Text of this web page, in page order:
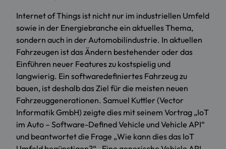
Internet of Things ist nicht nur im industriellen Umfeld
sowie in der Energiebranche ein aktuelles Thema,
sondern auch in der Automobilindustrie. In aktuellen
Fahrzeugen ist das Ändern bestehender oder das
Einführen neuer Features zu kostspielig und
langwierig. Ein softwaredefiniertes Fahrzeug zu
bauen, ist deshalb das Ziel für die meisten neuen
Fahrzeuggenerationen. Samuel Kuttler (Vector
Informatik GmbH) zeigte dies mit seinem Vortrag „IoT
im Auto – Software-Defined Vehicle und Vehicle API“
und beantwortet die Frage „Wie kann dies das IoT